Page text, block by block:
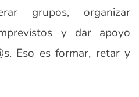
grupos, organizar
y dar apoyo
Eso es formar, retar y